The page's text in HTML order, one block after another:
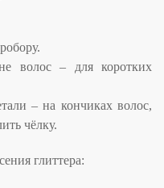
волос – для коротких
– на кончиках волос,
чёлку.
глиттера: